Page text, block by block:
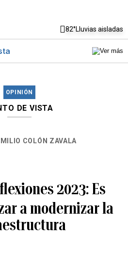
82°Lluvias aisladas
OPINIÓN
DE VISTA
COLÓN ZAVALA
2023: Es
a modernizar la